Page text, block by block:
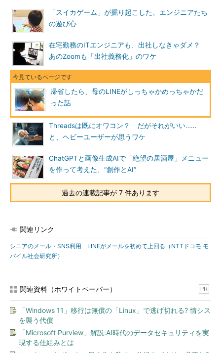
「スイカゲーム」が掘り起こした、エンジニアたち
の遊び心
在宅勤務のITエンジニアも、出社しなきゃダメ？
あのZoomも「出社義務化」のワケ
帰省したら、母のLINEがしっちゃかめっちゃかだ
った話
Threadsは既にオワコン？ だがそれがいい……
と、ヘビーユーザーが思うワケ
ChatGPTと画像生成AIで「絶望の居酒屋」メニュー
を作って考えた、“創作とAI”
過去の連載記事が 7 件あります
関連リンク
シニアのメール・SNS利用 LINEがメールを初めて上回る（NTTドコモ モ
バイル社会研究所）
関連資料（ホワイトペーパー） PR
「Windows 11」移行は無償の「Linux」で逃げ切れる? 情シス
を襲う代償
「Microsoft Purview」解説:AI時代のデータセキュリティを実
現する仕組みとは